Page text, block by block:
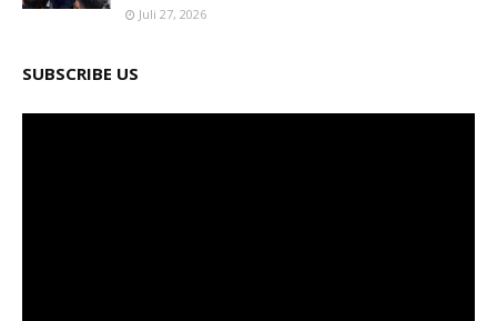
Juli 27, 2026
SUBSCRIBE US